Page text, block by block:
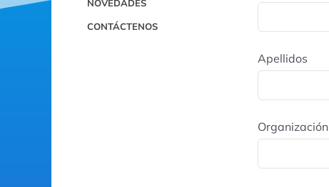
NOVEDADES
CONTÁCTENOS
Apellidos
Organización